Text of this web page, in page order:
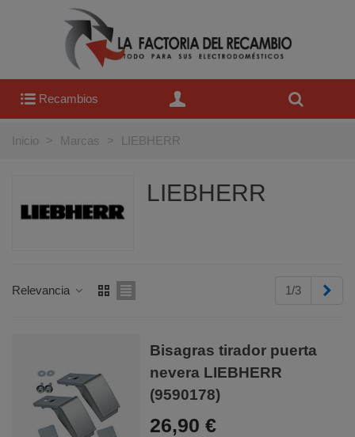
Recambios
Inicio > Marcas > LIEBHERR
LIEBHERR
Relevancia 1/3
Bisagras tirador puerta
nevera LIEBHERR
(9590178)
26,90 €